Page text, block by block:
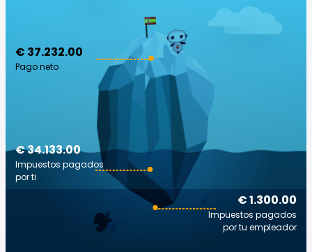
€ 37.232.00
Pago neto
€ 1.300.00
Impuestos pagados
por tu empleador
€ 34.133.00
Impuestos pagados
por ti